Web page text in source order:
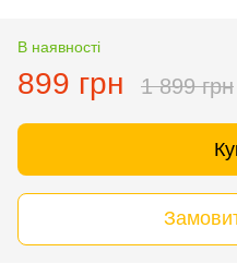
В наявності
899 грн 1 899 грн